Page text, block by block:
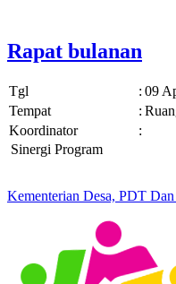
Rapat bulanan
Tgl : 09
Tempat
:
Koordinator
:
Sinergi Program
Kementerian Desa, PDT